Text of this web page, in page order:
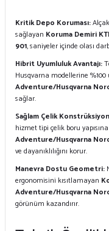
Kritik Depo Koruması:
sağlayan Koruma Demiri
901, saniyeler içinde olası
Hibrit Uyumluluk Avantajı:
Husqvarna modellerine
Adventure/Husqvarna
sağlar.
Sağlam Çelik
hizmet tipi çelik boru
Adventure/Husqvarna
ve dayanıklılığını korur.
Manevra Dostu Geometri:
ergonomisini kısıtlamayan
Adventure/Husqvarna
görünüm kazandırır.